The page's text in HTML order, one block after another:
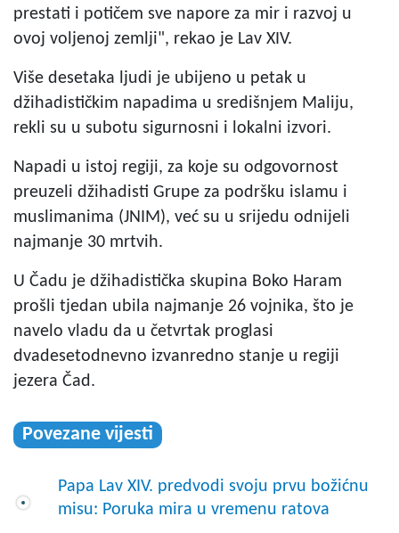
prestati i potičem sve napore za mir i razvoj u
ovoj voljenoj zemlji", rekao je Lav XIV.
Više desetaka ljudi je ubijeno u petak u
džihadističkim napadima u središnjem Maliju,
rekli su u subotu sigurnosni i lokalni izvori.
Napadi u istoj regiji, za koje su odgovornost
preuzeli džihadisti Grupe za podršku islamu i
muslimanima (JNIM), već su u srijedu odnijeli
najmanje 30 mrtvih.
U Čadu je džihadistička skupina Boko Haram
prošli tjedan ubila najmanje 26 vojnika, što je
navelo vladu da u četvrtak proglasi
dvadesetodnevno izvanredno stanje u regiji
jezera Čad.
Povezane vijesti
Papa Lav XIV. predvodi svoju prvu božićnu
misu: Poruka mira u vremenu ratova